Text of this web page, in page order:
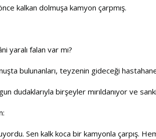
kalkan dolmuşa kamyon çarpmış.
yaralı falan var mı?
bulunanları, teyzenin gideceği
dudaklarıyla birşeyler mırıldanıyor ve
Sen kalk koca bir kamyonla çarpış.